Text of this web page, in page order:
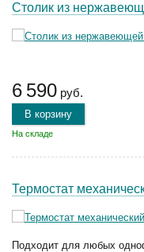
Столик из
6 590 руб.
В корзину
На складе
Термостат
Подходит для любых